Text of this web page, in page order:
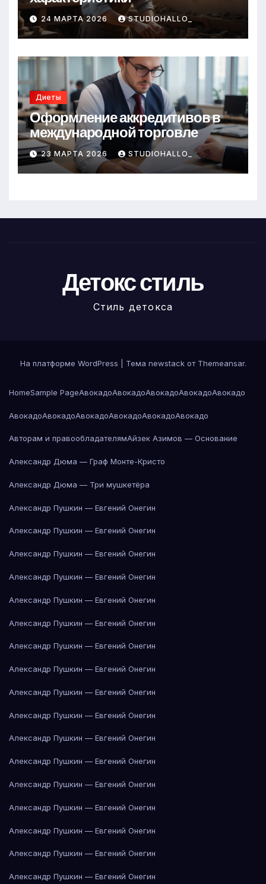
24 МАРТА 2026 STUDIOHALLO_
Диеты
Оформление аккредитивов в
международной торговле
23 МАРТА 2026 STUDIOHALLO_
Детокс стиль
Стиль детокса
На платформе WordPress Тема newstack от Themeansar.
HomeSample PageАвокадоАвокадоАвокадоАвокадоАвокадо
АвокадоАвокадоАвокадоАвокадоАвокадоАвокадо
Авторам и правообладателямАйзек Азимов — Основание
Александр Дюма — Граф Монте-Кристо
Александр Дюма — Три мушкетёра
Александр Пушкин — Евгений Онегин
Александр Пушкин — Евгений Онегин
Александр Пушкин — Евгений Онегин
Александр Пушкин — Евгений Онегин
Александр Пушкин — Евгений Онегин
Александр Пушкин — Евгений Онегин
Александр Пушкин — Евгений Онегин
Александр Пушкин — Евгений Онегин
Александр Пушкин — Евгений Онегин
Александр Пушкин — Евгений Онегин
Александр Пушкин — Евгений Онегин
Александр Пушкин — Евгений Онегин
Александр Пушкин — Евгений Онегин
Александр Пушкин — Евгений Онегин
Александр Пушкин — Евгений Онегин
Александр Пушкин — Евгений Онегин
Александр Пушкин — Евгений Онегин